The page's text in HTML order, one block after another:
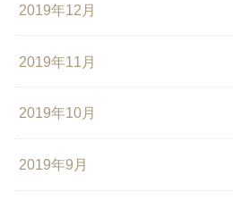
2019年12月
2019年11月
2019年10月
2019年9月